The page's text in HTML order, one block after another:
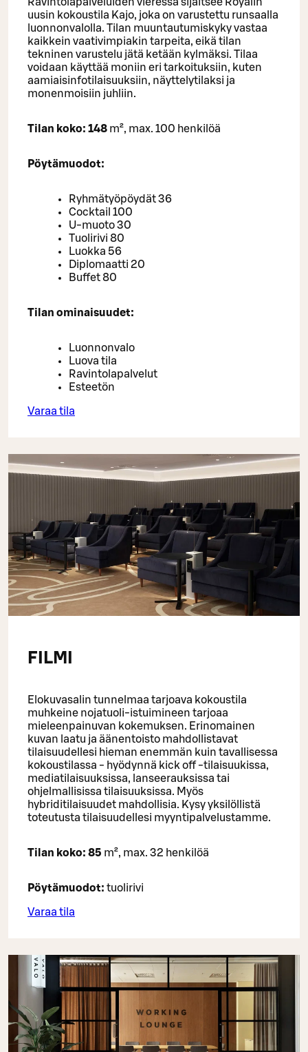
uusin kokoustila Kajo, joka on varustettu runsaalla
luonnonvalolla. Tilan muuntautumiskyky vastaa
kaikkein vaativimpiakin tarpeita, eikä tilan
tekninen varustelu jätä ketään kylmäksi. Tilaa
voidaan käyttää moniin eri tarkoituksiin, kuten
aamiaisinfotilaisuuksiin, näyttelytilaksi ja
monenmoisiin juhliin.
Tilan koko: 148 m², max. 100 henkilöä
Pöytämuodot:
Ryhmätyöpöydät 36
Cocktail 100
U-muoto 30
Tuolirivi 80
Luokka 56
Diplomaatti 20
Buffet 80
Tilan ominaisuudet:
Luonnonvalo
Luova tila
Ravintolapalvelut
Esteetön
Varaa tila
FILMI
Elokuvasalin tunnelmaa tarjoava kokoustila
muhkeine nojatuoli-istuimineen tarjoaa
mieleenpainuvan kokemuksen. Erinomainen
kuvan laatu ja äänentoisto mahdollistavat
tilaisuudellesi hieman enemmän kuin tavallisessa
kokoustilassa - hyödynnä kick off -tilaisuukissa,
mediatilaisuuksissa, lanseerauksissa tai
ohjelmallisissa tilaisuuksissa. Myös
hybriditilaisuudet mahdollisia. Kysy yksilöllistä
toteutusta tilaisuudellesi myyntipalvelustamme.
Tilan koko: 85 m², max. 32 henkilöä
Pöytämuodot: tuolirivi
Varaa tila